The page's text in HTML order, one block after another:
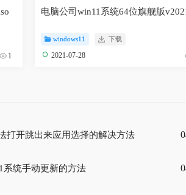
1
电脑公司win11系统64位旗舰版
windows11 下载
2021-07-28
打开跳出来应用选择的解决方法
系统手动更新的方法